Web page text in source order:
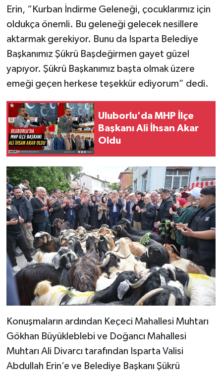
Erin, “Kurban İndirme Geleneği, çocuklarımız için
oldukça önemli. Bu geleneği gelecek nesillere
aktarmak gerekiyor. Bunu da Isparta Belediye
Başkanımız Şükrü Başdeğirmen gayet güzel
yapıyor. Şükrü Başkanımız başta olmak üzere
emeği geçen herkese teşekkür ediyorum” dedi.
Uluborlu'da MHP İlçe
Başkanı Ali İhsan Akar
Oldu
Konuşmaların ardından Keçeci Mahallesi Muhtarı
Gökhan Büyükleblebi ve Doğancı Mahallesi
Muhtarı Ali Divarcı tarafından Isparta Valisi
Abdullah Erin’e ve Belediye Başkanı Şükrü